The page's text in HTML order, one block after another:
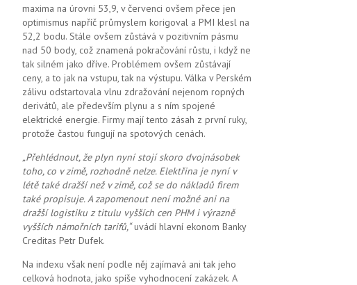
maxima na úrovni 53,9, v červenci ovšem přece jen
optimismus napříč průmyslem korigoval a PMI klesl na
52,2 bodu. Stále ovšem zůstává v pozitivním pásmu
nad 50 body, což znamená pokračování růstu, i když ne
tak silném jako dříve. Problémem ovšem zůstávají
ceny, a to jak na vstupu, tak na výstupu. Válka v Perském
zálivu odstartovala vlnu zdražování nejenom ropných
derivátů, ale především plynu a s ním spojené
elektrické energie. Firmy mají tento zásah z první ruky,
protože častou fungují na spotových cenách.
„Přehlédnout, že plyn nyní stojí skoro dvojnásobek
toho, co v zimě, rozhodně nelze. Elektřina je nyní v
létě také dražší než v zimě, což se do nákladů firem
také propisuje. A zapomenout není možnéani na
dražší logistiku z titulu vyšších cen PHM i výrazně
vyšších námořních tarifů,“uvádí hlavní ekonom Banky
Creditas Petr Dufek.
Na indexu však není podle něj zajímavá ani tak jeho
celková hodnota, jako spíše vyhodnocení zakázek. A